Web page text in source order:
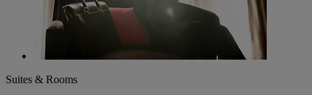
Suites & Rooms